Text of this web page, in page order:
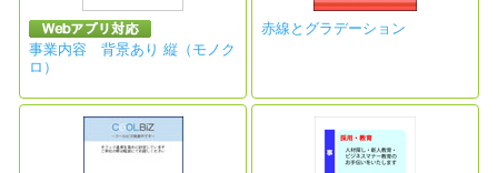
事業内容 背景あり 縦（モノク
ロ）
赤線とグラデーション